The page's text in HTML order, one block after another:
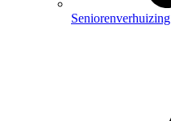
Seniorenverhuizing